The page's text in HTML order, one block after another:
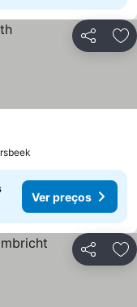
Partilhar
Ver preços
Partilhar